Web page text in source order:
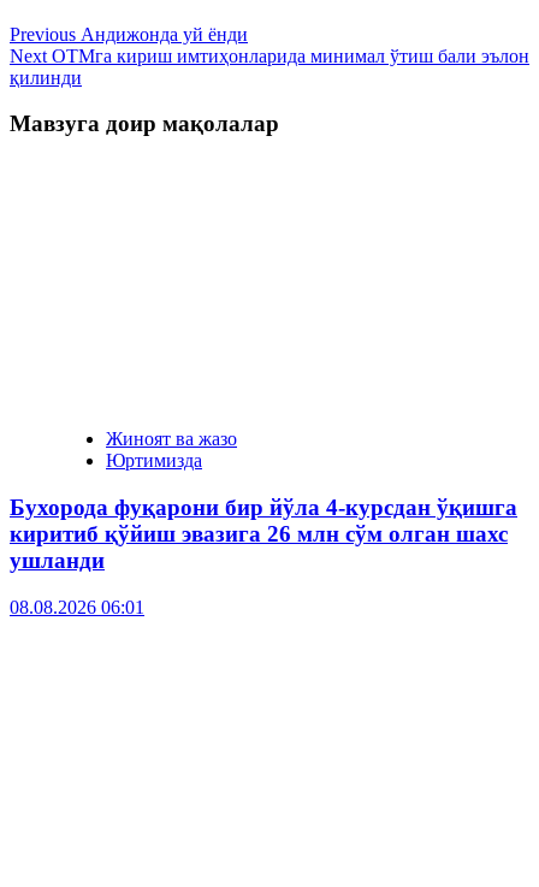
Previous Андижонда уй ёнди
Next ОТМга кириш имтиҳонларида минимал ўтиш бали эълон
қилинди
Мавзуга доир мақолалар
Жиноят ва жазо
Юртимизда
Бухорода фуқарони бир йўла 4-курсдан ўқишга
киритиб қўйиш эвазига 26 млн сўм олган шахс
ушланди
08.08.2026 06:01